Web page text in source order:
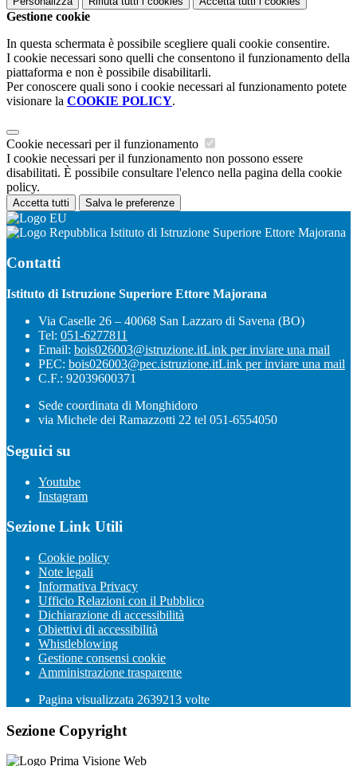
Gestione cookie
In questa schermata è possibile scegliere quali cookie consentire.
I cookie necessari sono quelli che consentono il funzionamento della
piattaforma e non è possibile disabilitarli.
Per conoscere quali sono i cookie necessari al funzionamento potete
visionare la COOKIE POLICY.
Cookie necessari per il funzionamento
I cookie necessari per il funzionamento non possono essere
disabilitati. È possibile consultare l'elenco nella pagina della cookie
policy.
Accetta tutti Salva le preferenze
Istituto di Istruzione Superiore Ettore Majorana
Contatti
Istituto di Istruzione Superiore Ettore Majorana
Via Caselle 26 – 40068 San Lazzaro di Savena (BO)
Tel: 051-6277811
Email: bois026003@istruzione.itLink per inviare una mail
PEC: bois026003@pec.istruzione.itLink per inviare una mail
C.F.: 92039600371
Sede coordinata di Monghidoro
via Michele dei Ramazzotti 22 tel 051-6554050
Seguici su
Youtube
Instagram
Sezione Link Utili
Cookie policy
Note legali
Informativa Privacy
Ufficio Relazioni con il Pubblico
Dichiarazione di accessibilità
Obiettivi di accessibilità
Whistleblowing
Gestione consensi cookie
Amministrazione trasparente
Pagina visualizzata 2639213 volte
Sezione Copyright